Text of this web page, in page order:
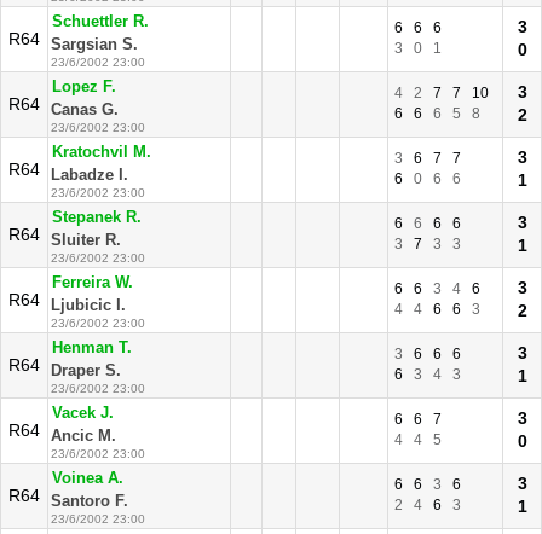
R64
Schuettler R.
Sargsian S.
23/6/2002 23:00
6 6
6
3
0 1
3
0
R64
Lopez F.
Canas G.
23/6/2002 23:00
4 2 7 7
10
6
6 6 5 8
3
2
R64
Kratochvil M.
Labadze I.
23/6/2002 23:00
3 6 7
7
6
0 6 6
3
1
R64
Stepanek R.
Sluiter R.
23/6/2002 23:00
6 6 6
6
3
7 3 3
3
1
R64
Ferreira W.
Ljubicic I.
23/6/2002 23:00
6 6 3 4
6
4
4 6 6 3
3
2
R64
Henman T.
Draper S.
23/6/2002 23:00
3 6 6
6
6
3 4 3
3
1
R64
Vacek J.
Ancic M.
23/6/2002 23:00
6 6
7
4
4 5
3
0
R64
Voinea A.
Santoro F.
23/6/2002 23:00
6 6 3
6
2
4 6 3
3
1